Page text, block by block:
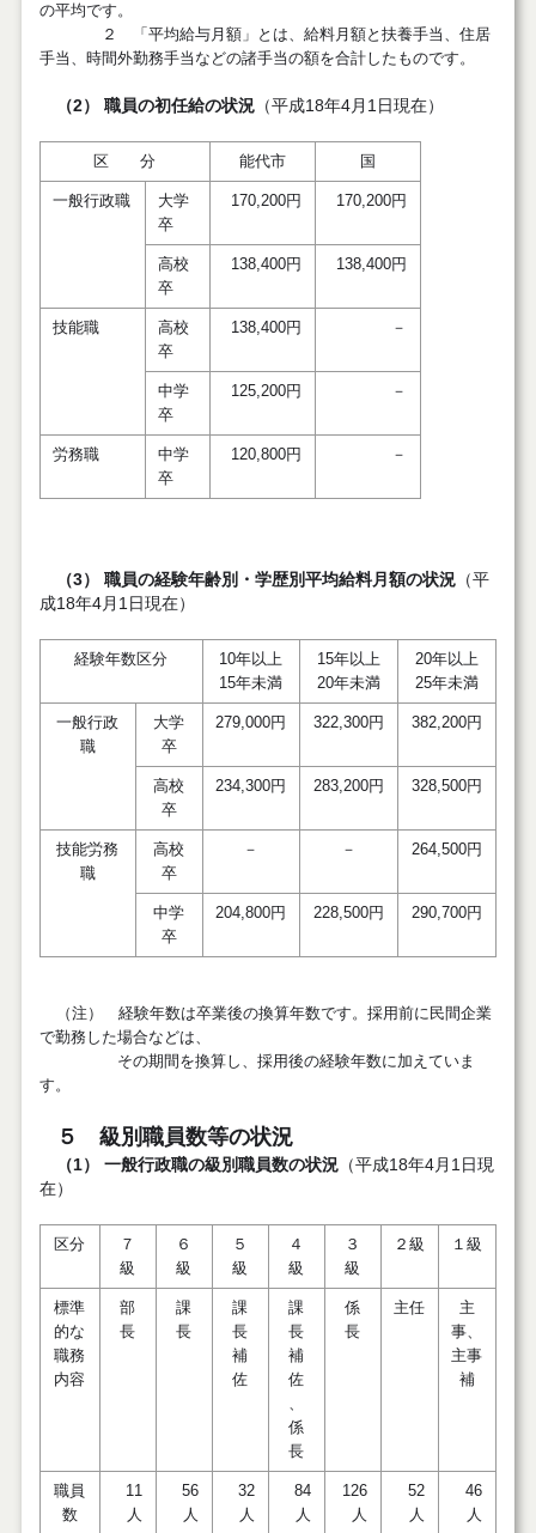
の平均です。
２ 「平均給与月額」とは、給料月額と扶養手当、住居
手当、時間外勤務手当などの諸手当の額を合計したものです。
（2） 職員の初任給の状況（平成18年4月1日現在）
区 分 能代市 国
一般行政職
大学
卒
170,200円 170,200円
高校
卒
138,400円 138,400円
技能職
高校
卒
138,400円 －
中学
卒
125,200円 －
労務職
中学
卒
120,800円 －
（3） 職員の経験年齢別・学歴別平均給料月額の状況（平
成18年4月1日現在）
経験年数区分
10年以上
15年未満
15年以上
20年未満
20年以上
25年未満
一般行政
職
大学
卒
279,000円 322,300円 382,200円
高校
卒
234,300円 283,200円 328,500円
技能労務
職
高校
卒
－ － 264,500円
中学
卒
204,800円 228,500円 290,700円
（注） 経験年数は卒業後の換算年数です。採用前に民間企業
で勤務した場合などは、
その期間を換算し、採用後の経験年数に加えていま
す。
５ 級別職員数等の状況
（1） 一般行政職の級別職員数の状況（平成18年4月1日現
在）
区分
７
級
６
級
５
級
４
級
３
級
２級 １級
標準
的な
職務
内容
部
長
課
長
課
長
補
佐
課
長
補
佐
、
係
長
係
長
主任
主
事、
主事
補
職員
数
11
人
56
人
32
人
84
人
126
人
52
人
46
人